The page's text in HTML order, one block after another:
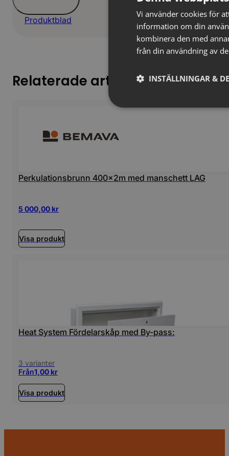
Produktblad
Relaterade artiklar
Perkulationsbrunn 400x2m med manschett LAG
5 000,00 kr
Visa produkt
Heat System Fördelarskåp med By-pass:
3 varianter
Från1,00 kr
Visa produkt
Vi använder cookies för
information om din
kombinera den med
från din användning av
INSTÄLLNINGAR &